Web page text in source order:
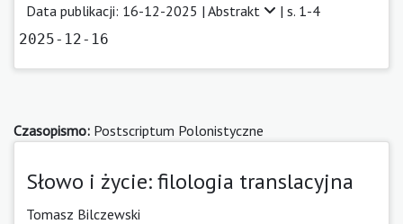
Data publikacji: 16-12-2025 | Abstrakt | s. 1-4
2025-12-16
Czasopismo: Postscriptum Polonistyczne
Słowo i życie: filologia translacyjna
Tomasz Bilczewski